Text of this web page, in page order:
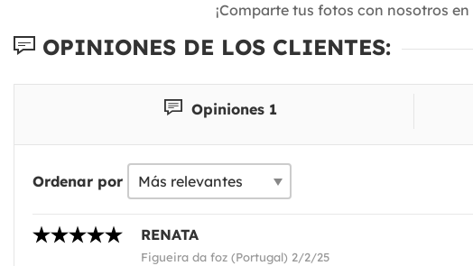
¡Comparte tus fotos con nosotros en
OPINIONES DE LOS CLIENTES:
Opiniones 1
Ordenar por
RENATA
Figueira da foz (Portugal) 2/2/25